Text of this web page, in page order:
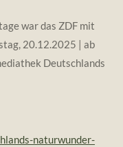
war das ZDF mit
20.12.2025 | ab
Deutschlands
naturwunder-